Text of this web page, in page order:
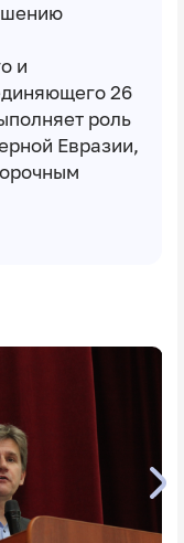
и
26
роль
Евразии,